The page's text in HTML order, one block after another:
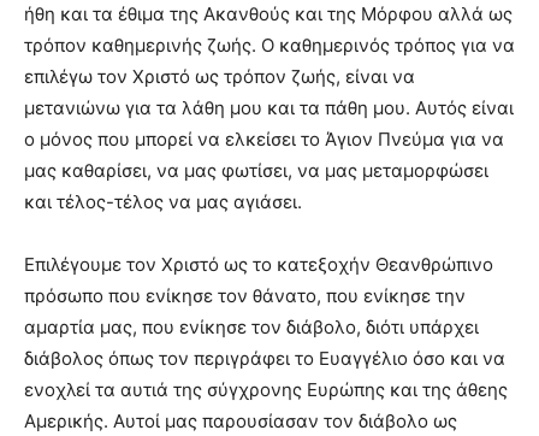
ήθη και τα έθιμα της Ακανθούς και της Μόρφου αλλά ως
τρόπον καθημερινής ζωής. Ο καθημερινός τρόπος για να
επιλέγω τον Χριστό ως τρόπον ζωής, είναι να
μετανιώνω για τα λάθη μου και τα πάθη μου. Αυτός είναι
ο μόνος που μπορεί να ελκείσει το Άγιον Πνεύμα για να
μας καθαρίσει, να μας φωτίσει, να μας μεταμορφώσει
και τέλος-τέλος να μας αγιάσει.
Επιλέγουμε τον Χριστό ως το κατεξοχήν Θεανθρώπινο
πρόσωπο που ενίκησε τον θάνατο, που ενίκησε την
αμαρτία μας, που ενίκησε τον διάβολο, διότι υπάρχει
διάβολος όπως τον περιγράφει το Ευαγγέλιο όσο και να
ενοχλεί τα αυτιά της σύγχρονης Ευρώπης και της άθεης
Αμερικής. Αυτοί μας παρουσίασαν τον διάβολο ως